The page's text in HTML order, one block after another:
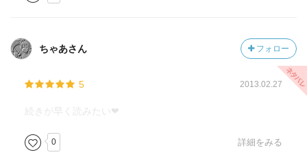
ちゃあさん フォロー
5 2013.02.27
続きが早く読みたい❤
0 詳細をみる